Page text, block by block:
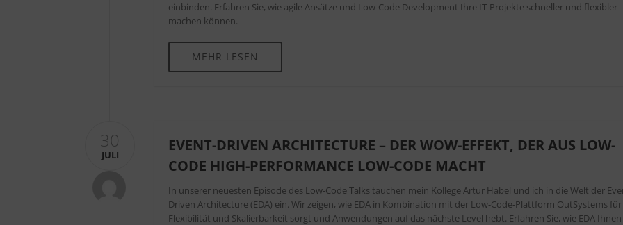
einbinden. Erfahren Sie, wie agile Ansätze und Low-Code Development Ihre IT-Projekte schneller und flexibler
machen können.
MEHR LESEN
30
JULI
EVENT-DRIVEN ARCHITECTURE – DER WOW-EFFEKT, DER AUS LOW-
CODE HIGH-PERFORMANCE LOW-CODE MACHT
In unserer neuesten Episode des Low-Code Talks tauchen mein Kollege Artur Habel und ich in die Welt der
Driven Architecture (EDA) ein. Wir zeigen, wie EDA in Kombination mit der Low-Code-Plattform OutSystems für
Flexibilität und Skalierbarkeit sorgt und Anwendungen auf das nächste Level hebt. Erfahren Sie, wie EDA Ihnen